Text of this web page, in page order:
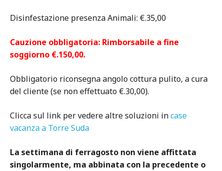
Disinfestazione presenza Animali: €.35,00
Cauzione obbligatoria: Rimborsabile a fine
soggiorno €.150,00.
Obbligatorio riconsegna angolo cottura pulito, a cura
del cliente (se non effettuato €.30,00).
Clicca sul link per vedere altre soluzioni incase
vacanza a Torre Suda
La settimana di ferragosto non viene affittata
singolarmente, ma abbinata con la precedente o